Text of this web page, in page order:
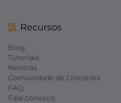
Recursos
Blog
Tutoriais
Notícias
Comunidade de Discórdia
FAQ
Fale conosco